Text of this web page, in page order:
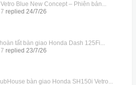
Blue New Concept – Phiên bản...
replied 24/7/26
tất bàn giao Honda Dash 125Fi...
replied 23/7/26
bàn giao Honda SH150i Vetro...